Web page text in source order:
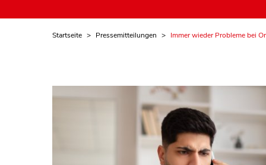
Startseite Pressemitteilungen Immer wieder Probleme bei